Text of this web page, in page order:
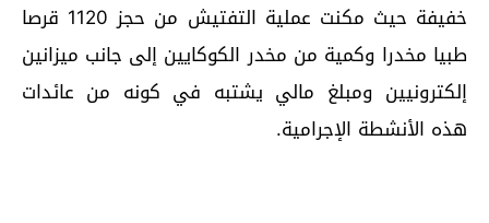
خفيفة حيث مكنت عملية التفتيش من حجز 1120 قرصا
طبيا مخدرا وكمية من مخدر الكوكايين إلى جانب ميزانين
إلكترونيين ومبلغ مالي يشتبه في كونه من عائدات
هذه الأنشطة الإجرامية.